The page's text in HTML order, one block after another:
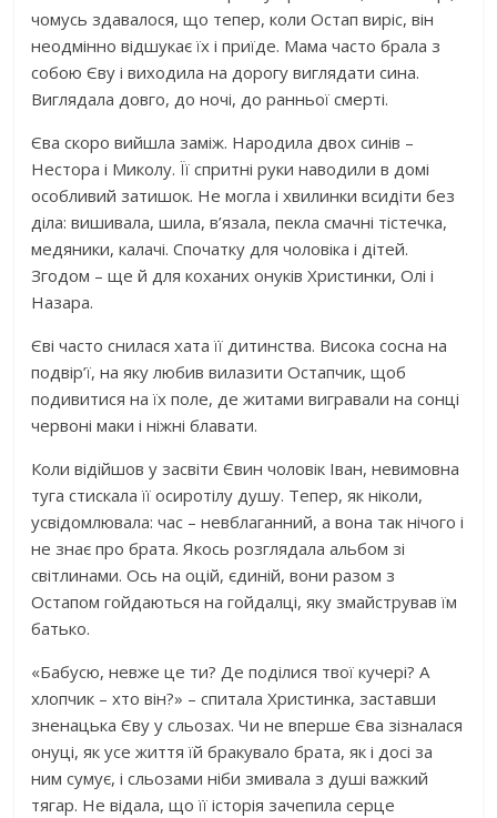
чомусь здавалося, що тепер, коли Остап виріс, він
неодмінно відшукає їх і приїде. Мама часто брала з
собою Єву і виходила на дорогу виглядати сина.
Виглядала довго, до ночі, до ранньої смepті.
Єва скоро вийшла заміж. Наpoдила двох синів –
Нестора і Миколу. Її спритні руки наводили в домі
особливий затишок. Не могла і хвилинки всидіти без
діла: вишивала, шила, в’язала, пекла смачні тістечка,
медяники, калачі. Спочатку для чоловіка і дітей.
Згодом – ще й для коханих онуків Христинки, Олі і
Назара.
Єві часто снилася хата її дитинства. Висока сосна на
подвір’ї, на яку любив вилазити Остапчик, щоб
подивитися на їх поле, де житами вигравали на сонці
червоні маки і ніжні блавати.
Коли відійшов у засвіти Євин чоловік Іван, невимовна
туга стискала її осиротілу дyшу. Тепер, як ніколи,
усвідомлювала: час – невблаганний, а вона так нічого і
не знає про брата. Якось розглядала альбом зі
світлинами. Ось на оцій, єдиній, вони разом з
Остапом гойдаються на гойдалці, яку змайстрував їм
батько.
«Бабусю, невже це ти? Де поділися твої кучері? А
хлопчик – хто він?» – спитала Христинка, заставши
зненацька Єву у сльозах. Чи не вперше Єва зізналася
онуці, як усе життя їй бракувало брата, як і досі за
ним сумує, і сльозами ніби змивала з дyші важкий
тягар. Не відала, що її історія зачепила серце